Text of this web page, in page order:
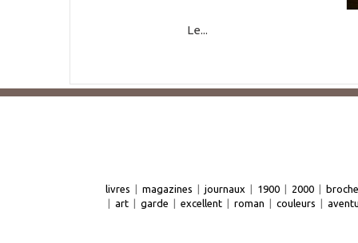
Le...
livres | magazines | journaux | 1900 | 2000 | broche
| art | garde | excellent | roman | couleurs |